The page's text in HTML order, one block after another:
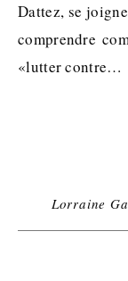
Dattez, se
comprendre
«lutter contre…
Lorraine